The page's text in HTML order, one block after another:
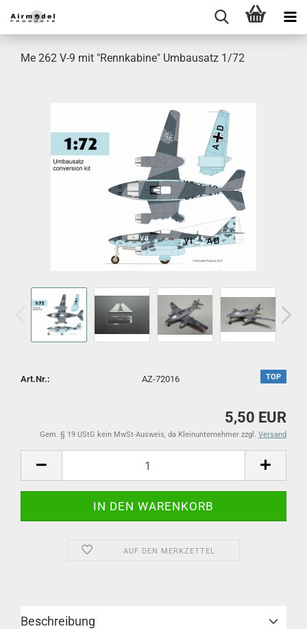
Me 262 V-9 mit "Rennkabine" Umbausatz 1/72
TOP
Art.Nr.: AZ-72016
5,50 EUR
Gem. § 19 UStG kein MwSt-Ausweis, da Kleinunternehmer zzgl. Versand
AUF DEN MERKZETTEL
Beschreibung